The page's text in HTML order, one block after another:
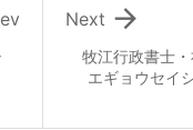
牧江行政書士
エギョウセイ

Next